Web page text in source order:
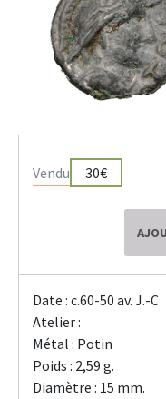
Vendu 30€
Date : c.60-50 av. J.-C
Atelier :
Métal : Potin
Poids : 2,59 g.
Diamètre : 15 mm.